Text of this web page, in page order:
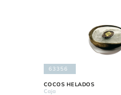
63356
COCOS HELADOS
Caja